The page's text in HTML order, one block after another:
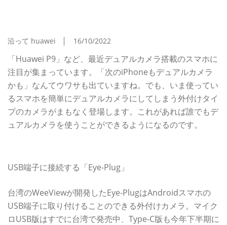
沿って huawei 16/10/2022
「Huawei P9」など、最近デュアルカメラ搭載のスマホに
注目が集まっています。「次のiPhoneもデュアルカメラ
かも」なんてウワサも出ていますね。でも、いま使ってい
るスマホを簡単にデュアルカメラにしてしまう外付けタイ
プのカメラがまもなく登場します。これがあれば誰でもデ
ュアルカメラを使うことができるようになるのです。
USB端子に接続する「Eye-Plug」
台湾のWeeViewが開発したEye-PlugはAndroidスマホの
USB端子に取り付けることのできる外付けカメラ。マイク
ロUSB版はすでに台湾で発売中、Type-C版も今年下半期に